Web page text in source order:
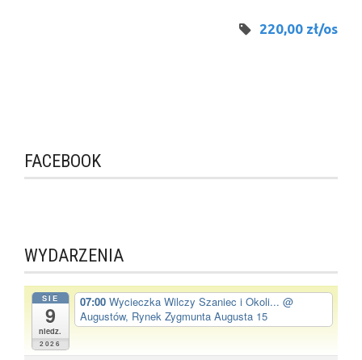
220,00 zł/os
FACEBOOK
WYDARZENIA
SIE
9
niedz.
2026
07:00 Wycieczka Wilczy Szaniec i Okoli... @
Augustów, Rynek Zygmunta Augusta 15